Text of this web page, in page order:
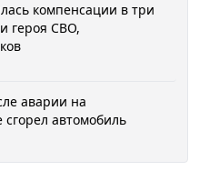
компенсации в три
героя СВО,
аварии на
автомобиль